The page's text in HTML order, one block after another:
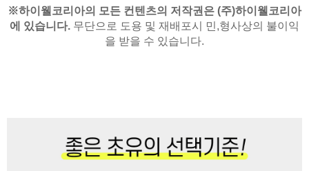
※하이웰코리아의 모든 컨텐츠의 저작권은 (주)하이웰코리아
에 있습니다. 무단으로 도용 및 재배포시 민,형사상의 불이익
을 받을 수 있습니다.